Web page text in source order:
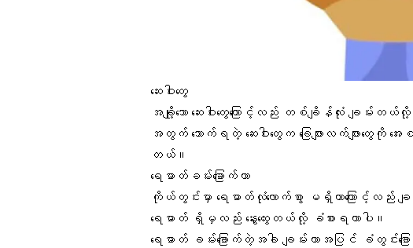
ဆေးဝါးတွေ
အချို့သော ဆေးဝါးတွေကြောင့်လည်း တစ်ချိန်လုံး ချမ်
အတွက် သောက်ရတဲ့ ဆေးဝါးတွေက ခြေဖျားလက်ဖျားတွေ
တယ်။
ရေဓာတ်ခမ်းခြောက်တာ
ကိုယ်တွင်းမှာ ရေဓာတ်လုံလောက်စွာ မရှိတာကြောင့်လ
ရေဓာတ် ရှိမှလည်း နွေးထွေးတယ်လို့ ခံစားရတာပါ။
ရေဓာတ် ခမ်းခြောက်တဲ့အခါ ချမ်းတာအပြင် ခံတွင်းခ